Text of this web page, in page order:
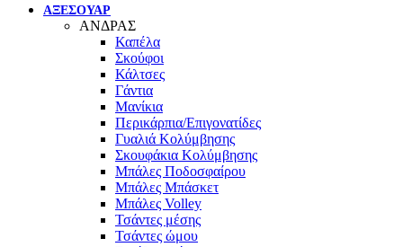
ΑΞΕΣΟΥΑΡ
ΑΝΔΡΑΣ
Καπέλα
Σκούφοι
Κάλτσες
Γάντια
Μανίκια
Περικάρπια/Επιγονατίδες
Γυαλιά Κολύμβησης
Σκουφάκια Κολύμβησης
Μπάλες Ποδοσφαίρου
Μπάλες Μπάσκετ
Μπάλες Volley
Τσάντες μέσης
Τσάντες ώμου